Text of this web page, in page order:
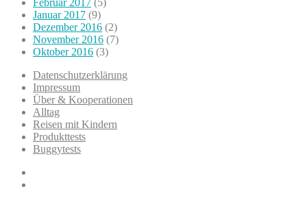
Januar 2017 (9)
Dezember 2016 (2)
November 2016 (7)
Oktober 2016 (3)
Datenschutzerklärung
Impressum
Über & Kooperationen
Alltag
Reisen mit Kindern
Produkttests
Buggytests